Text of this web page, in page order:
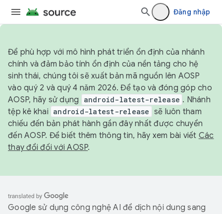
Đăng nhập
Để phù hợp với mô hình phát triển ổn định của nhánh
chính và đảm bảo tính ổn định của nền tảng cho hệ
sinh thái, chúng tôi sẽ xuất bản mã nguồn lên AOSP
vào quý 2 và quý 4 năm 2026. Để tạo và đóng góp cho
AOSP, hãy sử dụng
android-latest-release . Nhánh
tệp kê khai android-latest-release sẽ luôn tham
chiếu đến bản phát hành gần đây nhất được chuyển
đến AOSP. Để biết thêm thông tin, hãy xem bài viết Các
thay đổi đối với AOSP.
Google sử dụng công nghệ AI để dịch nội dung sang